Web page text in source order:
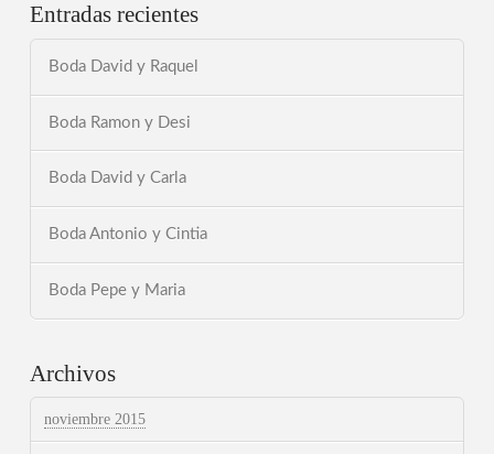
Entradas recientes
Boda David y Raquel
Boda Ramon y Desi
Boda David y Carla
Boda Antonio y Cintia
Boda Pepe y Maria
Archivos
noviembre 2015